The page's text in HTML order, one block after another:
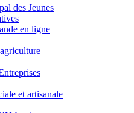
des Jeunes
en ligne
et artisanale